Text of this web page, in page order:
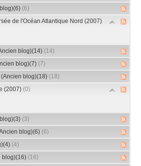
(6)
de l'Océan Atlantique Nord (2007)
blog)(14) (14)
blog)(7) (7)
(Ancien blog)(18) (18)
(2007) (0)
(3)
blog)(6) (6)
(4)
blog)(16) (16)